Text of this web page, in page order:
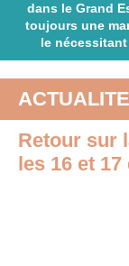
dans le Grand
toujours une
le
Retour sur
les 16 et